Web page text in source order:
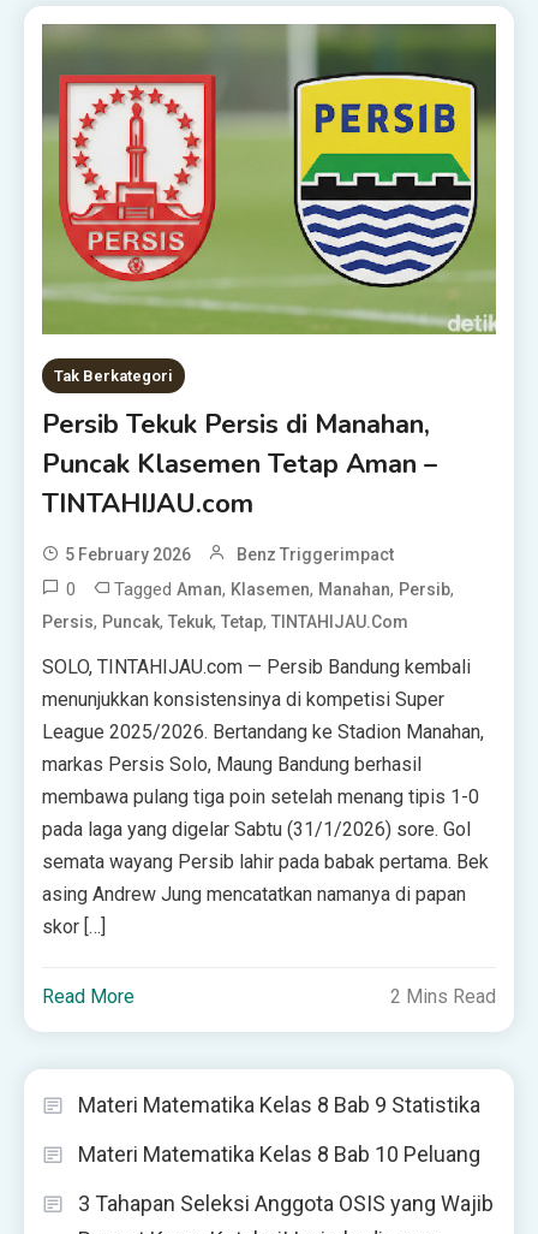
Tak Berkategori
Persib Tekuk Persis di Manahan,
Puncak Klasemen Tetap Aman –
TINTAHIJAU.com
5 February 2026 Benz Triggerimpact
0 TaggedAman, Klasemen, Manahan, Persib,
Persis, Puncak,Tekuk,Tetap,TINTAHIJAU.com
SOLO, TINTAHIJAU.com — Persib Bandung kembali
menunjukkan konsistensinya di kompetisi Super
League 2025/2026. Bertandang ke Stadion Manahan,
markas Persis Solo, Maung Bandung berhasil
membawa pulang tiga poin setelah menang tipis 1-0
pada laga yang digelar Sabtu (31/1/2026) sore. Gol
semata wayang Persib lahir pada babak pertama. Bek
asing Andrew Jung mencatatkan namanya di papan
skor […]
Read More 2 Mins Read
Materi Matematika Kelas 8 Bab 9 Statistika
Materi Matematika Kelas 8 Bab 10 Peluang
3 Tahapan Seleksi Anggota OSIS yang Wajib